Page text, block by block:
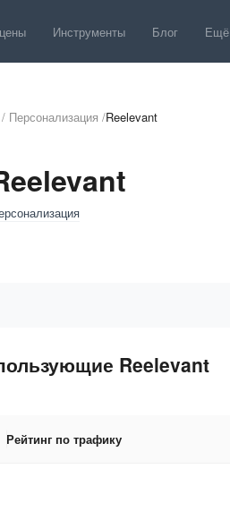
Инструменты Блог Ещё
/ Персонализация /Reelevant
Reelevant
Рейтинг по трафику